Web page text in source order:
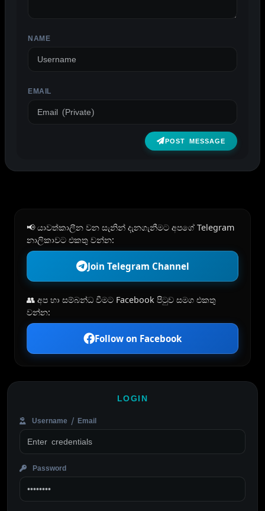
NAME
EMAIL
POST MESSAGE
📢 යාවත්කාලීන වන සැනින් දැනගැනීමට අපගේ Telegram
නාලිකාවට එකතු වන්න:
Join Telegram Channel
👥 අප හා සම්බන්ධ වීමට Facebook පිටුව සමග එකතු
වන්න:
Follow on Facebook
LOGIN
Username / Email
Password